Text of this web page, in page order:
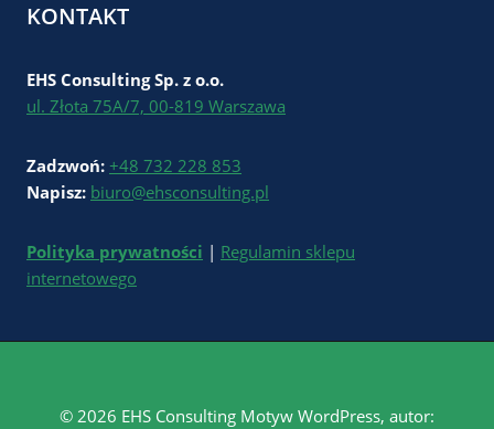
KONTAKT
EHS Consulting Sp. z o.o.
ul. Złota 75A/7, 00-819 Warszawa
Zadzwoń: +48 732 228 853
Napisz: biuro@ehsconsulting.pl
Polityka prywatności | Regulamin sklepu
internetowego
© 2026 EHS Consulting Motyw WordPress, autor: